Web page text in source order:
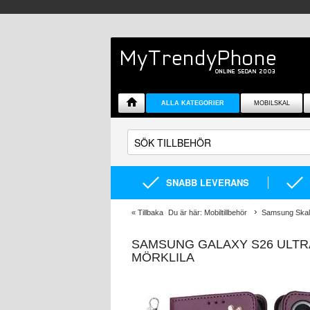
ALLA KATEGORIER MOBILSKAL
SNABB LEVERANS
« Tillbaka Du är här: Mobiltillbehör Samsung
SAMSUNG GALAXY S26
MÖRKLILA